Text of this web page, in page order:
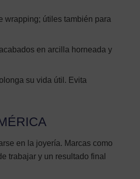
wrapping; útiles también para
en arcilla horneada y
su vida útil. Evita
en la joyería. Marcas como
trabajar y un resultado final